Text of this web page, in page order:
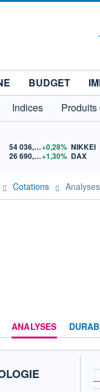
BUDGET
Indices
54 036,93+0,28%
26 690,62+1,30%
NIKKEI
DAX
Cotations
ANALYSES